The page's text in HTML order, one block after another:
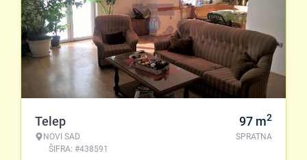
Telep
NOVI SAD
ŠIFRA: #438591
97 m2
SPRATNA